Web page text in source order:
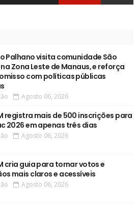
Palhano visita comunidade São
na Zona Leste de Manaus, e reforça
com políticas públicas
Agosto 06, 2026
registra mais de 500 inscrições para
2026 em apenas três dias
Agosto 06, 2026
cria guia para tornar votos e
mais claros e acessíveis
Agosto 06, 2026